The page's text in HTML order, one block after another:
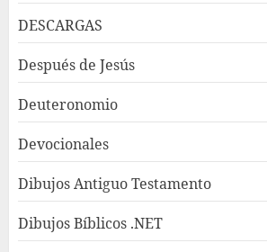
DESCARGAS
Después de Jesús
Deuteronomio
Devocionales
Dibujos Antiguo Testamento
Dibujos Bíblicos .NET